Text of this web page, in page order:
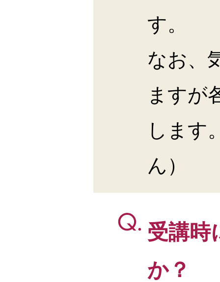
す。
なお、
ますが
します
ん）
受講時
か？